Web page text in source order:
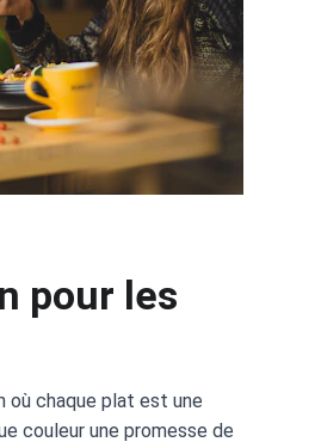
pour les
où chaque plat est une
couleur une promesse de